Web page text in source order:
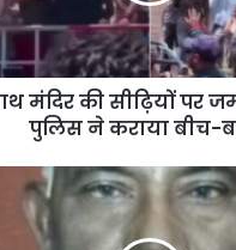
मंदिर की सीढ़ियों पर
पुलिस ने कराया बीच-